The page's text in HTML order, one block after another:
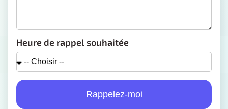
Heure de rappel souhaitée
Rappelez-moi